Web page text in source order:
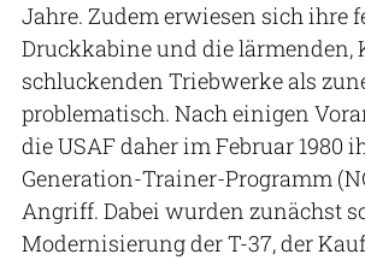
Jahre. Zudem erwiesen sich ihre
Druckkabine und die lärmenden,
schluckenden Triebwerke als
problematisch. Nach einigen
die USAF daher im Februar 1980
Generation-Trainer-Programm
Angriff. Dabei wurden zunächst
Modernisierung der T-37, der